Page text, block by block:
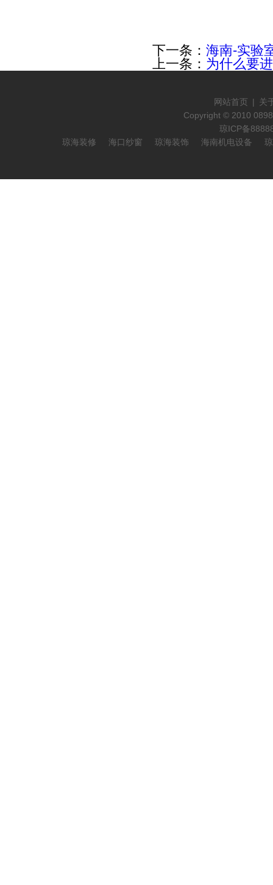
下一条： 海南-​实验
上一条： 为什么要
网站首页 |
关
Copyright © 2010
琼ICP备
琼海装修
海口纱窗 琼海装饰 海南机电设备